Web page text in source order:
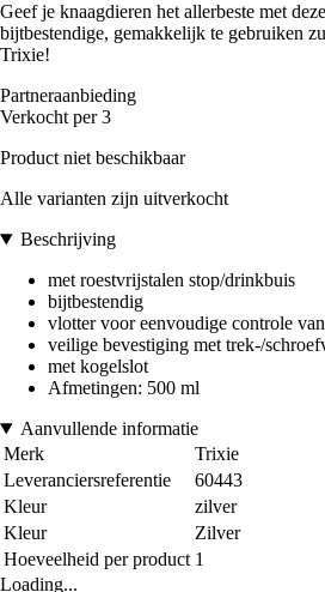
Geef je knaagdieren het allerbeste met
bijtbestendige, gemakkelijk te gebruiken
Trixie!
Partneraanbieding
Verkocht per 3
Product niet beschikbaar
Alle varianten zijn uitverkocht
Beschrijving
met roestvrijstalen stop/drinkbuis
bijtbestendig
vlotter voor eenvoudige controle
veilige bevestiging met trek-/
met kogelslot
Afmetingen: 500 ml
Aanvullende informatie
Merk
Trixie
Leveranciersreferentie
60443
Kleur
zilver
Kleur
Zilver
Hoeveelheid per product 1
Loading...